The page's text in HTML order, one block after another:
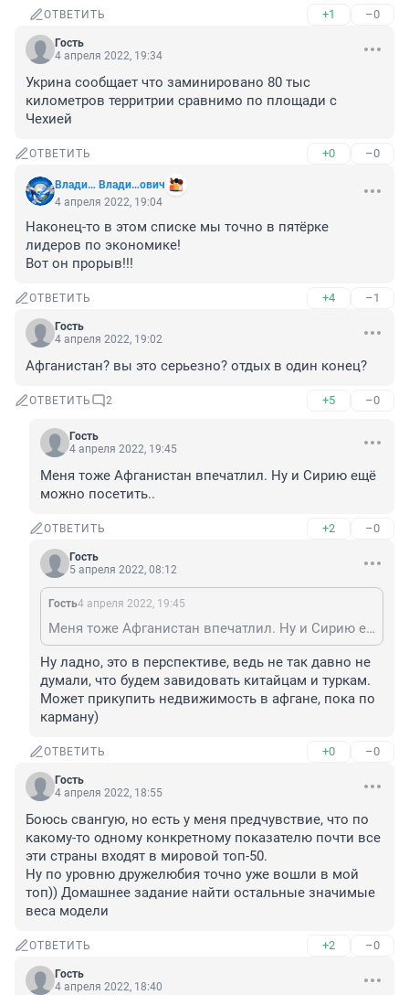
ОТВЕТИТЬ +1 –0
Гость
4 апреля 2022, 19:34
Укрина сообщает что заминировано 80 тыс
километров территрии сравнимо по площади с
Чехией
ОТВЕТИТЬ +0 –0
Влади… Влади…ович
4 апреля 2022, 19:04
Наконец-то в этом списке мы точно в пятёрке
лидеров по экономике!
Вот он прорыв!!!
ОТВЕТИТЬ +4 –1
Гость
4 апреля 2022, 19:02
Афганистан? вы это серьезно? отдых в один конец?
ОТВЕТИТЬ 2 +5 –0
Гость
4 апреля 2022, 19:45
Меня тоже Афганистан впечатлил. Ну и Сирию ещё
можно посетить..
ОТВЕТИТЬ +2 –0
Гость
5 апреля 2022, 08:12
Гость4 апреля 2022, 19:45
Меня тоже Афганистан впечатлил. Ну и Сирию ещё можно посетить..
Ну ладно, это в перспективе, ведь не так давно не
думали, что будем завидовать китайцам и туркам.
Может прикупить недвижимость в афгане, пока по
карману)
ОТВЕТИТЬ +0 –0
Гость
4 апреля 2022, 18:55
Боюсь свангую, но есть у меня предчувствие, что по
какому-то одному конкретному показателю почти все
эти страны входят в мировой топ-50.
Ну по уровню дружелюбия точно уже вошли в мой
топ)) Домашнее задание найти остальные значимые
веса модели
ОТВЕТИТЬ +2 –0
Гость
4 апреля 2022, 18:40